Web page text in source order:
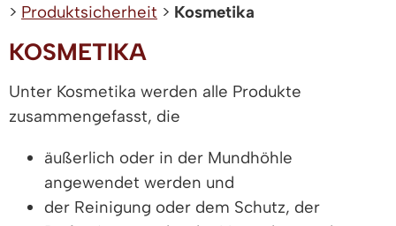
> Produktsicherheit > Kosmetika
KOSMETIKA
Unter Kosmetika werden alle Produkte
zusammengefasst, die
äußerlich oder in der Mundhöhle
angewendet werden und
der Reinigung oder dem Schutz, der